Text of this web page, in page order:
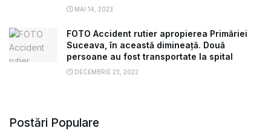
MAI 14, 2023
FOTO Accident rutier apropierea Primăriei
Suceava, în această dimineață. Două
persoane au fost transportate la spital
DECEMBRIE 23, 2022
Postări Populare